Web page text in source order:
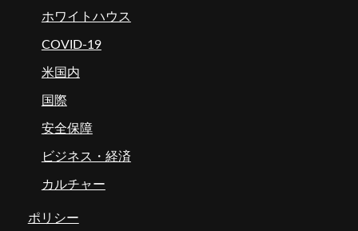
ホワイトハウス
COVID-19
米国内
国際
安全保障
ビジネス・経済
カルチャー
ポリシー